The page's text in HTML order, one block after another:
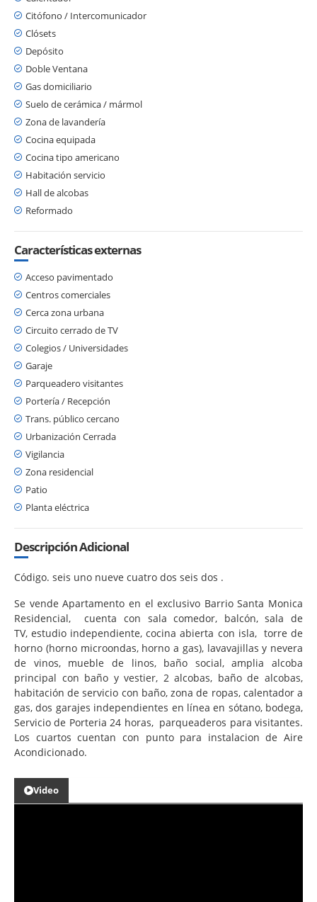
Citófono / Intercomunicador
Clósets
Depósito
Doble Ventana
Gas domiciliario
Suelo de cerámica / mármol
Zona de lavandería
Cocina equipada
Cocina tipo americano
Habitación servicio
Hall de alcobas
Reformado
Características externas
Acceso pavimentado
Centros comerciales
Cerca zona urbana
Circuito cerrado de TV
Colegios / Universidades
Garaje
Parqueadero visitantes
Portería / Recepción
Trans. público cercano
Urbanización Cerrada
Vigilancia
Zona residencial
Patio
Planta eléctrica
Descripción Adicional
Código. seis uno nueve cuatro dos seis dos .
Se vende Apartamento en el exclusivo Barrio Santa Monica
Residencial, cuenta con sala comedor, balcón, sala de
TV, estudio independiente, cocina abierta con isla, torre de
horno (horno microondas, horno a gas), lavavajillas y nevera
de vinos, mueble de linos, baño social, amplia alcoba
principal con baño y vestier, 2 alcobas, baño de alcobas,
habitación de servicio con baño, zona de ropas, calentador a
gas, dos garajes independientes en línea en sótano, bodega,
Servicio de Porteria 24 horas, parqueaderos para visitantes.
Los cuartos cuentan con punto para instalacion de Aire
Acondicionado.
Video